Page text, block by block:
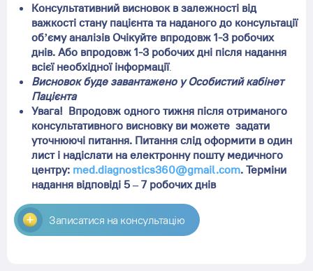
Консультативний висновок в залежності від
важкості стану пацієнта та наданого до консультації
об’єму аналізів Очікуйте впродовж 1-3 робочих
днів. Або впродовж 1-3 робочих дні після надання
всієї необхідної інформації.
Висновок буде завантажено у Особистий кабінет
Пацієнта
Увага! Впродовж одного тижня після отриманого
консультативного висновку ви можете задати
уточнюючі питання. Питання слід оформити в один
лист і надіслати на електронну пошту медичного
центру: med.diagnostics360@gmail.com. Терміни
надання відповіді 5 – 7 робочих днів
Записатися на консультацію